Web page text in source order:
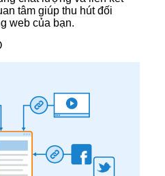
tâm giúp thu hút đối
web của bạn.